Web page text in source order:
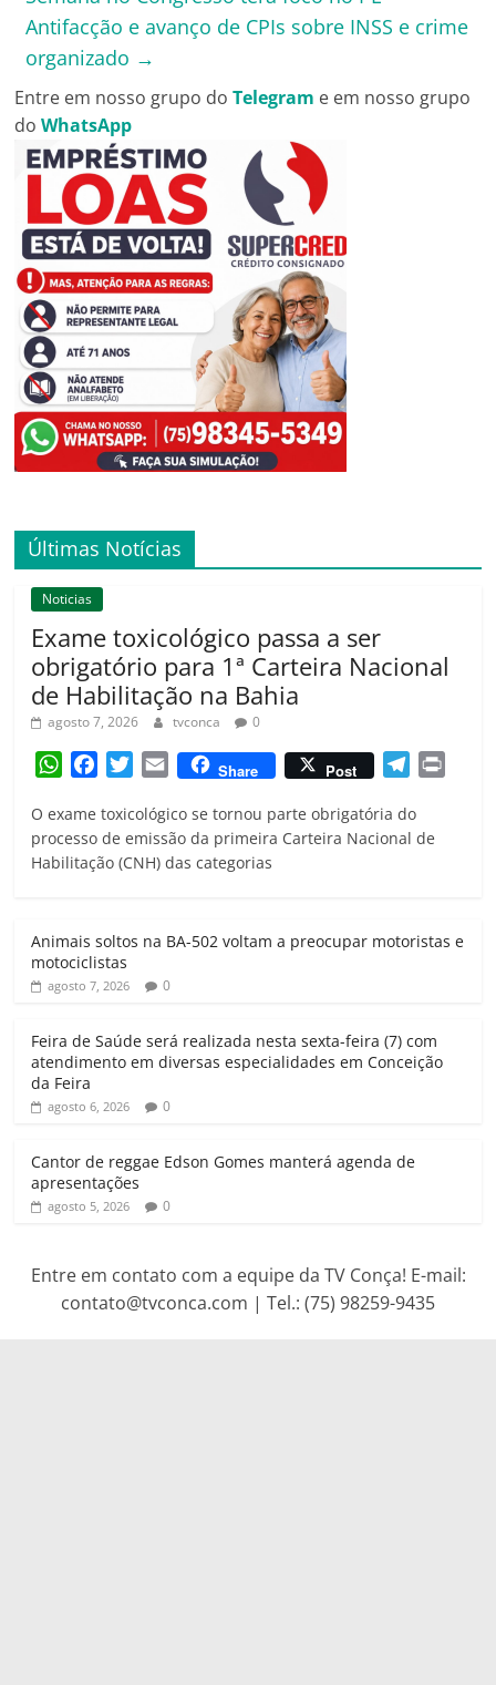
Antifacção e avanço de CPIs sobre INSS e crime
organizado →
Entre em nosso grupo doTelegram e em nosso grupo
doWhatsApp
Últimas Notícias
Noticias
Exame toxicológico passa a ser
obrigatório para 1ª Carteira Nacional
de Habilitação na Bahia
agosto 7, 2026 tvconca 0
W
a
t
s
p
c
e
b
k
i
t
t
a
i
l
Share Post
l
e
m
O exame toxicológico se tornou parte obrigatória do
processo de emissão da primeira Carteira Nacional de
Habilitação (CNH) das categorias
Animais soltos na BA-502 voltam a preocupar motoristas e
motociclistas
agosto 7, 2026 0
Feira de Saúde será realizada nesta sexta-feira (7) com
atendimento em diversas especialidades em Conceição
da Feira
agosto 6, 2026 0
Cantor de reggae Edson Gomes manterá agenda de
apresentações
agosto 5, 2026 0
Entre em contato com a equipe da TV Conça! E-mail:
contato@tvconca.com | Tel.: (75) 98259-9435